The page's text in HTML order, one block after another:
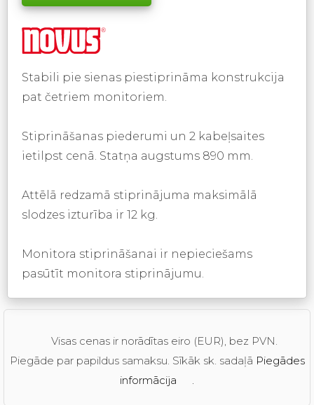
Stabili pie sienas piestiprināma konstrukcija
pat četriem monitoriem.
Stiprināšanas piederumi un 2 kabeļsaites
ietilpst cenā. Statņa augstums 890 mm.
Attēlā redzamā stiprinājuma maksimālā
slodzes izturība ir 12 kg.
Monitora stiprināšanai ir nepieciešams
pasūtīt monitora stiprinājumu.
Visas cenas ir norādītas eiro (EUR), bez PVN.
Piegāde par papildus samaksu. Sīkāk sk. sadaļā Piegādes
informācija